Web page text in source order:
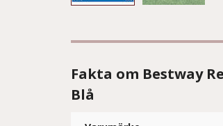
Fakta om Bestway
Blå